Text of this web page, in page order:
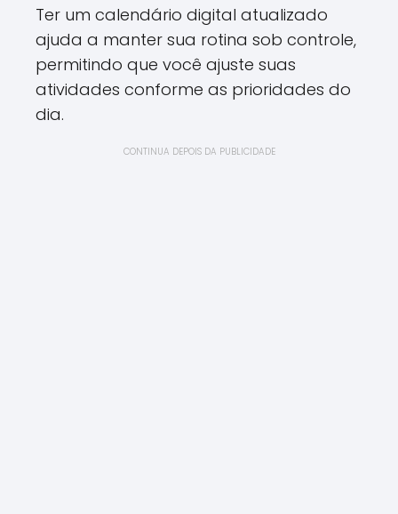
Ter um calendário digital atualizado
ajuda a manter sua rotina sob controle,
permitindo que você ajuste suas
atividades conforme as prioridades do
dia.
CONTINUA DEPOIS DA PUBLICIDADE